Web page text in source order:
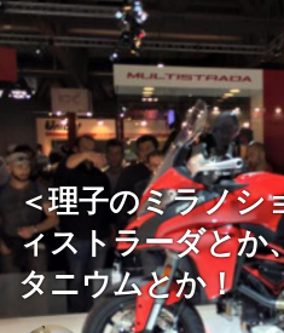
＜理子のミラノシ
ィストラーダとか
タニウムとか！